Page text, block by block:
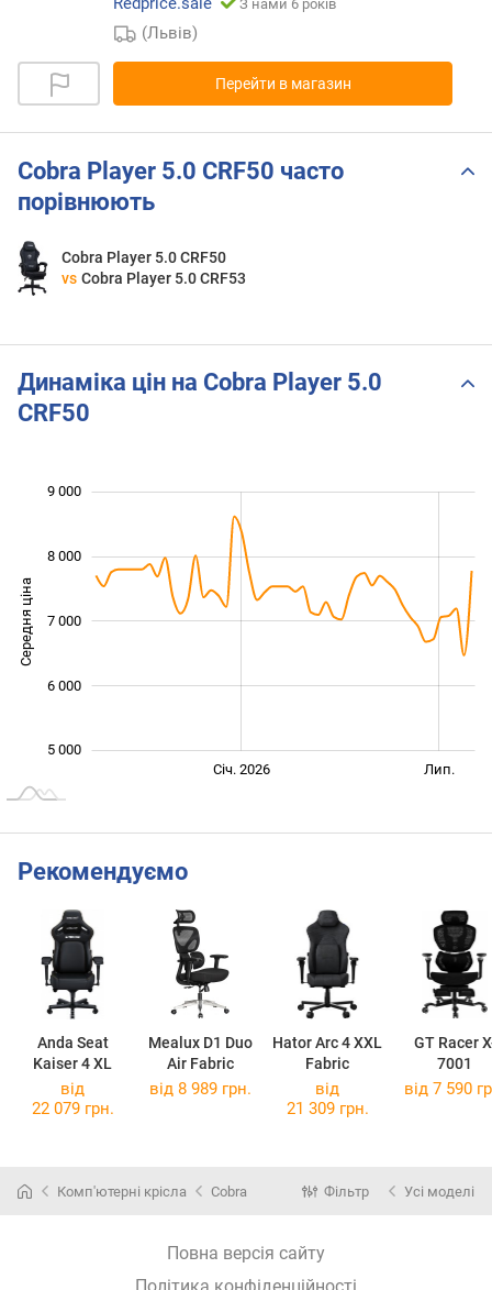
З нами 6 років
(Львів)
Перейти в магазин
Cobra Player 5.0 CRF50 часто
порівнюють
Cobra Player 5.0 CRF50
vs Cobra Player 5.0 CRF53
Динаміка цін на Cobra Player 5.0
CRF50
Середня ціна 5 000
5 000
6 000
7 000
8 000
9 000
Січ. 2026 Лип.
Рекомендуємо
Anda Seat
Kaiser 4 XL
Mealux D1 Duo
Air Fabric
Hator Arc 4 XXL
Fabric
GT Racer
7001
від
22 079 грн.
від 8 989 грн.
від
21 309 грн.
від 7 590
Комп'ютерні крісла Cobra Фільтр Усі моделі
Повна версія сайту